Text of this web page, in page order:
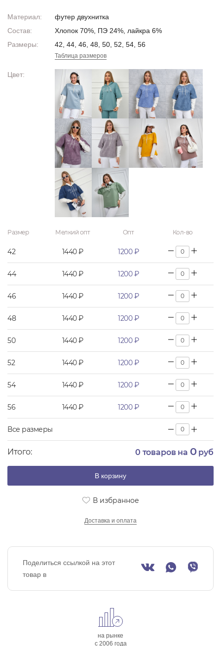
Материал:
футер двухнитка
Состав:
Хлопок 70%, ПЭ 24%, лайкра 6%
Размеры:
42, 44, 46, 48, 50, 52, 54, 56
Таблица размеров
Цвет:
Размер Мелкий опт Опт Кол-во
42 1440 ₽ 1200 ₽
44 1440 ₽ 1200 ₽
46 1440 ₽ 1200 ₽
48 1440 ₽ 1200 ₽
50 1440 ₽ 1200 ₽
52 1440 ₽ 1200 ₽
54 1440 ₽ 1200 ₽
56 1440 ₽ 1200 ₽
Все размеры
Итого: 0 товаров на 0руб
В корзину
В избранное
Доставка и оплата
Поделиться ссылкой на этот
товар в
на рынке
с 2006 года